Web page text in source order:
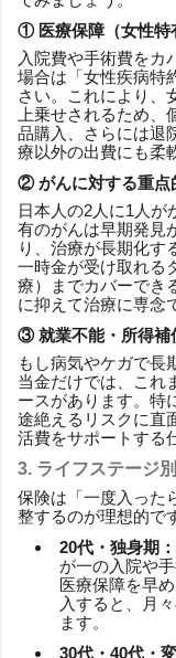
① 医療保障（女性特
入院費や手術費をカ
場合は「女性疾病特
さい。これにより、
上乗せされるため
品購入、さらには退
療以外の出費にも柔
② がんに対する重点
日本人の2人に1人が
有のがんは早期発見
り、治療が長期化す
一時金が受け取れる
療）までカバーでき
に抑えて治療に専念
③ 就業不能・所得補
もし病気やケガで長
当金だけでは、これ
ースがあります。特
途絶えるリスクに直
活費をサポートする
3. ライフステージ
保険は「一度入った
整するのが理想的で
20代・独身期：
が一の入院や
医療保障を早
入すると、月
ます。
30代・40代・